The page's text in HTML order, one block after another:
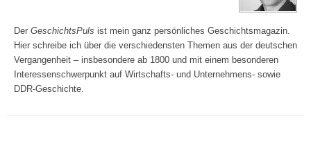
Der GeschichtsPuls ist mein ganz persönliches Geschichtsmagazin.
Hier schreibe ich über die verschiedensten Themen aus der deutschen
Vergangenheit – insbesondere ab 1800 und mit einem besonderen
Interessenschwerpunkt auf Wirtschafts- und Unternehmens- sowie
DDR-Geschichte.